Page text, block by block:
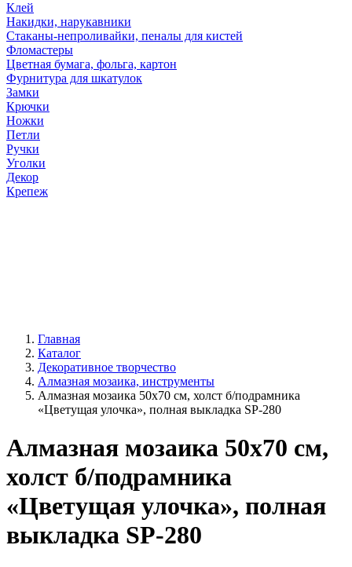
Клей
Накидки, нарукавники
Стаканы-непроливайки, пеналы для кистей
Фломастеры
Цветная бумага, фольга, картон
Фурнитура для шкатулок
Замки
Крючки
Ножки
Петли
Ручки
Уголки
Декор
Крепеж
Главная
Каталог
Декоративное творчество
Алмазная мозаика, инструменты
Алмазная мозаика 50х70 см, холст б/подрамника
«Цветущая улочка», полная выкладка SP-280
Алмазная мозаика 50х70 см,
холст б/подрамника
«Цветущая улочка», полная
выкладка SP-280